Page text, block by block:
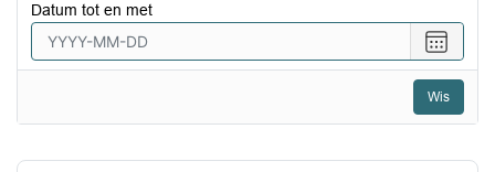
Datum tot en met
Choose
date
Wis